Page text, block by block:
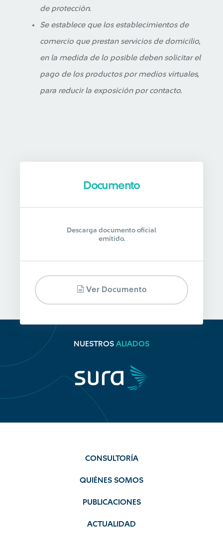
de protección.
Se establece que los establecimientos de
comercio que prestan servicios de domicilio,
en la medida de lo posible deben solicitar el
pago de los productos por medios virtuales,
para reducir la exposición por contacto.
Documento
Descarga documento oficial
emitido.
Ver Documento
NUESTROS ALIADOS
CONSULTORÍA
QUIÉNES SOMOS
PUBLICACIONES
ACTUALIDAD